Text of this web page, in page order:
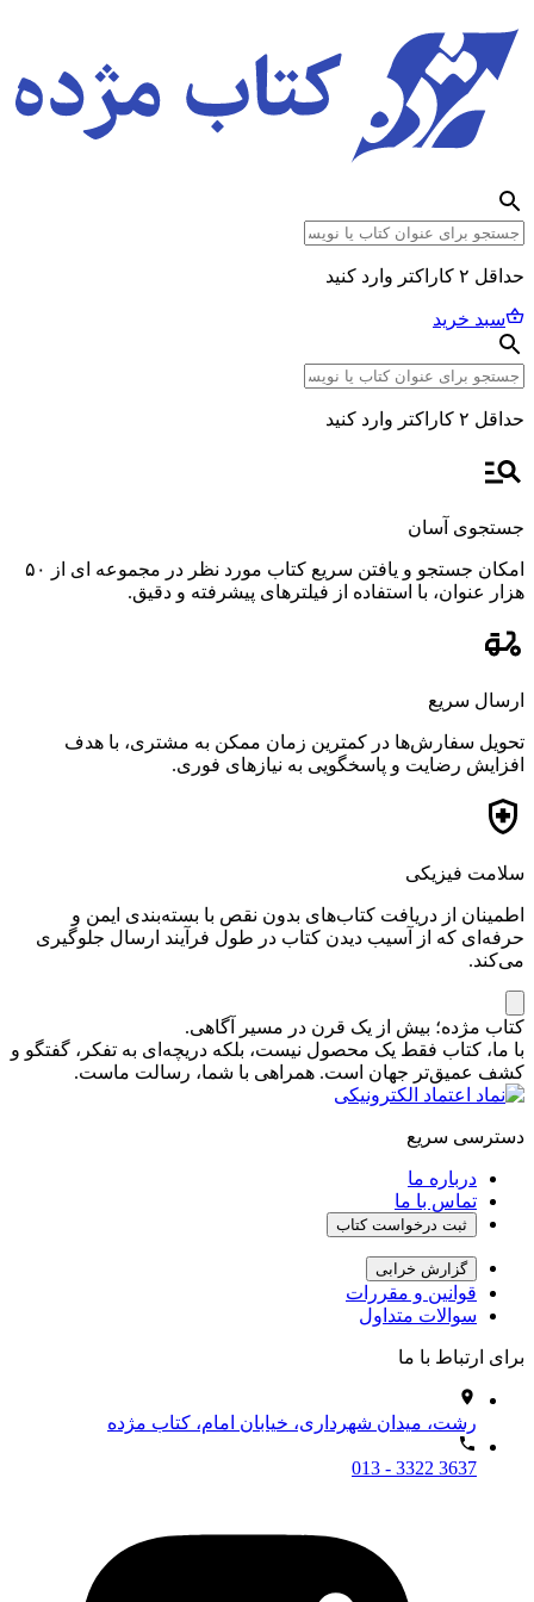
حداقل ۲ کاراکتر وارد کنید
سبد خرید
حداقل ۲ کاراکتر وارد کنید
جستجوی آسان
امکان جستجو و یافتن سریع کتاب مورد نظر در مجموعه ای از ۵۰
هزار عنوان، با استفاده از فیلترهای پیشرفته و دقیق.
ارسال سریع
تحویل سفارش‌ها در کمترین زمان ممکن به مشتری، با هدف
افزایش رضایت و پاسخگویی به نیازهای فوری.
سلامت فیزیکی
اطمینان از دریافت کتاب‌های بدون نقص با بسته‌بندی ایمن و
حرفه‌ای که از آسیب دیدن کتاب در طول فرآیند ارسال جلوگیری
می‌کند.
کتاب مژده؛ بیش از یک قرن در مسیر آگاهی.
با ما، کتاب فقط یک محصول نیست، بلکه دریچه‌ای به تفکر، گفتگو و
کشف عمیق‌تر جهان است. همراهی با شما، رسالت ماست.
دسترسی سریع
درباره ما
تماس با ما
ثبت درخواست کتاب
گزارش خرابی
قوانین و مقررات
سوالات متداول
برای ارتباط با ما
رشت، میدان شهرداری، خیابان امام، کتاب مژده
013 - 3322 3637